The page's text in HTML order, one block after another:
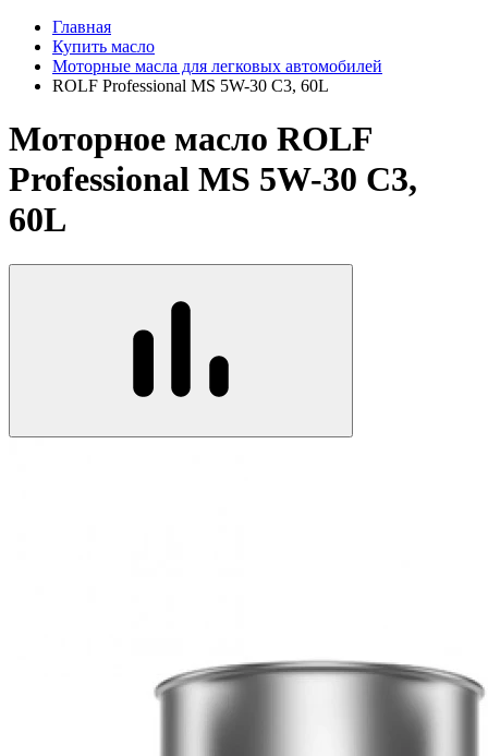
Главная
Купить масло
Моторные масла для легковых автомобилей
ROLF Professional MS 5W-30 C3, 60L
Моторное масло ROLF
Professional MS 5W-30 C3,
60L